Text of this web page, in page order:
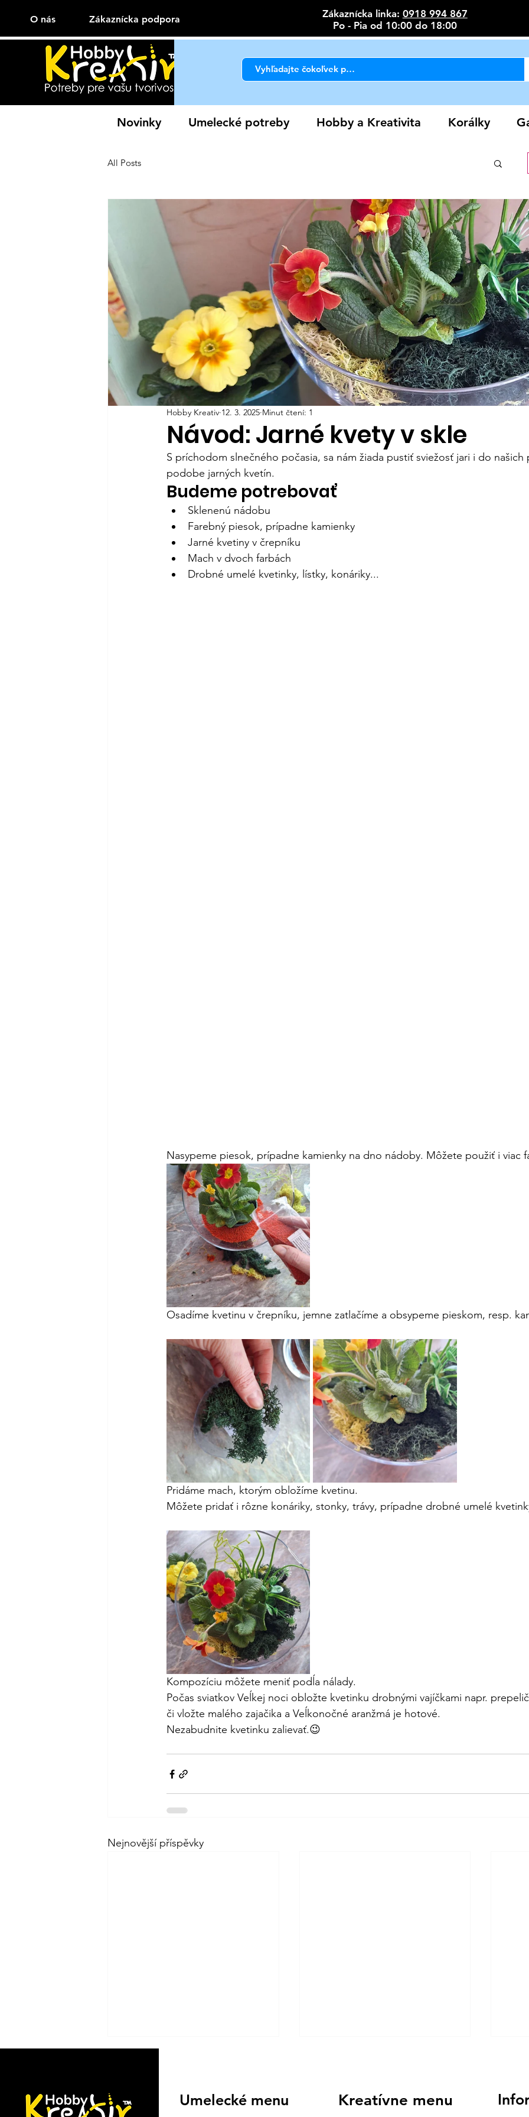
O nás Zákaznícka podpora Zákaznícka linka: 0918 994 867
Po - Pia od 10:00 do 18:00
Novinky Umelecké potreby Hobby a Kreativita Korálky
All Posts
Návod: Jarné kvety v skle
Hobby Kreativ 12. 3. 2025 Minut čtení: 1
S príchodom slnečného počasia, sa nám žiada pustiť sviežosť jari i do
podobe jarných kvetín.
Budeme potrebovať
Sklenenú nádobu
Farebný piesok, prípadne kamienky
Jarné kvetiny v črepníku
Mach v dvoch farbách
Drobné umelé kvetinky, lístky, konáriky...
Nasypeme piesok, prípadne kamienky na dno nádoby. Môžete použiť i viac
Osadíme kvetinu v črepníku, jemne zatlačíme a obsypeme pieskom, resp.
Pridáme mach, ktorým obložíme kvetinu.
Môžete pridať i rôzne konáriky, stonky, trávy, prípadne drobné umelé
Kompozíciu môžete meniť podĺa nálady.
Počas sviatkov Veĺkej noci obložte kvetinku drobnými vajíčkami napr.
či vložte malého zajačika a Veĺkonočné aranžmá je hotové.
Nezabudnite kvetinku zalievať.😉
Nejnovější příspěvky
Umelecké menu Kreatívne menu